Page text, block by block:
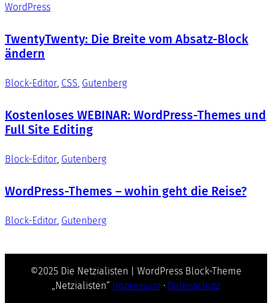
WordPress
TwentyTwenty: Die Breite vom Absatz-Block
ändern
Block-Editor CSS Gutenberg
Kostenloses WEBINAR: WordPress-Themes und
Full Site Editing
Block-Editor Gutenberg
WordPress-Themes – wohin geht die Reise?
Block-Editor Gutenberg
©2025 Die Netzialisten | WordPress Block-Theme
„Netzialisten“ Impressum · Datenschutz